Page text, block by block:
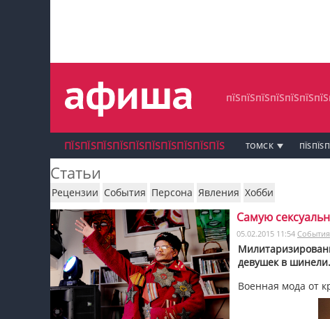
пїЅпїЅпїЅпїЅпїЅпїЅпїЅ
пїЅпїЅпїЅ пїЅпїЅпїЅпїЅпїЅпїЅпїЅ пїЅпїЅ
пїЅпїЅпїЅпїЅпїЅ
пїЅпїЅпїЅ пїЅпїЅпїЅпїЅпїЅпїЅпїЅ
пїЅпїЅпїЅ пїЅпїЅпїЅпїЅпїЅпїЅпїЅ
ПЇЅПЇЅПЇЅПЇЅПЇЅПЇЅПЇЅПЇЅПЇЅПЇЅ ТОМСК
Статьи
Рецензии События Персона Явления Хобби
Самую
05.02.2015 11:54 События
девушек в шинели.
Военная мода от